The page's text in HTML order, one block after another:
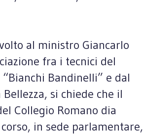
al ministro Giancarlo
fra i tecnici del
Bandinelli” e dal
si chiede che il
Collegio Romano dia
in sede parlamentare,